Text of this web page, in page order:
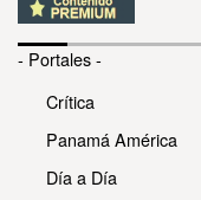
- Portales -
Crítica
Panamá América
Día a Día